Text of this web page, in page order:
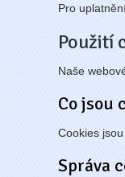
Pro
Použití
Naše
Co jsou
Cookies
Správa